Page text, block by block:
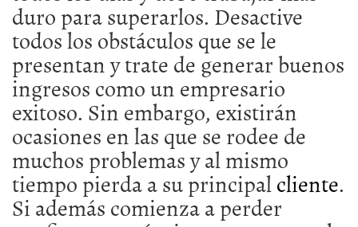
duro para superarlos. Desactive
todos los obstáculos que se le
presentan y trate de generar buenos
ingresos como un empresario
exitoso. Sin embargo, existirán
ocasiones en las que se rodee de
muchos problemas y al mismo
tiempo pierda a su principalcliente.
Si además comienza a perder